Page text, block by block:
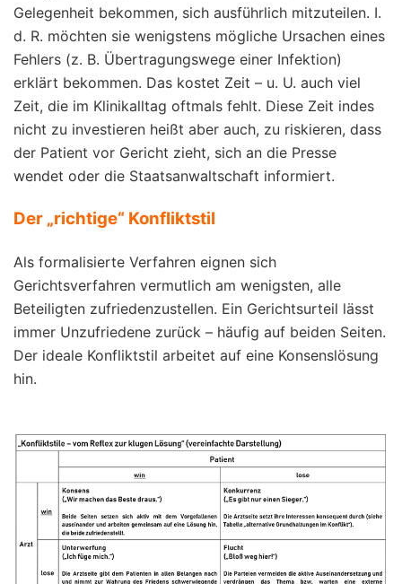
Gelegenheit bekommen, sich ausführlich mitzuteilen. I.
d. R. möchten sie wenigstens mögliche Ursachen eines
Fehlers (z. B. Übertragungswege einer Infektion)
erklärt bekommen. Das kostet Zeit – u. U. auch viel
Zeit, die im Klinikalltag oftmals fehlt. Diese Zeit indes
nicht zu investieren heißt aber auch, zu riskieren, dass
der Patient vor Gericht zieht, sich an die Presse
wendet oder die Staatsanwaltschaft informiert.
Der „richtige“ Konfliktstil
Als formalisierte Verfahren eignen sich
Gerichtsverfahren vermutlich am wenigsten, alle
Beteiligten zufriedenzustellen. Ein Gerichtsurteil lässt
immer Unzufriedene zurück – häufig auf beiden Seiten.
Der ideale Konfliktstil arbeitet auf eine Konsenslösung
hin.